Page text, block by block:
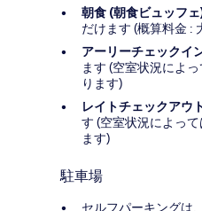
朝食 (朝食ビュッフ
だけます (概算料金 :
アーリーチェックイ
ます (空室状況によ
ります)
レイトチェックアウ
す (空室状況によっ
ます)
駐車場
セルフパーキングは